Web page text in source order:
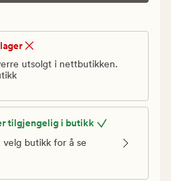
utsolgt i nettbutikken.
tilgjengelig i butikk
butikk for å se